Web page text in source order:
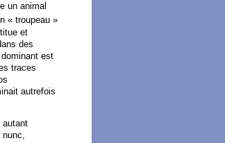
un animal
« troupeau »
et
des
est
traces
autrefois
autant
nunc,